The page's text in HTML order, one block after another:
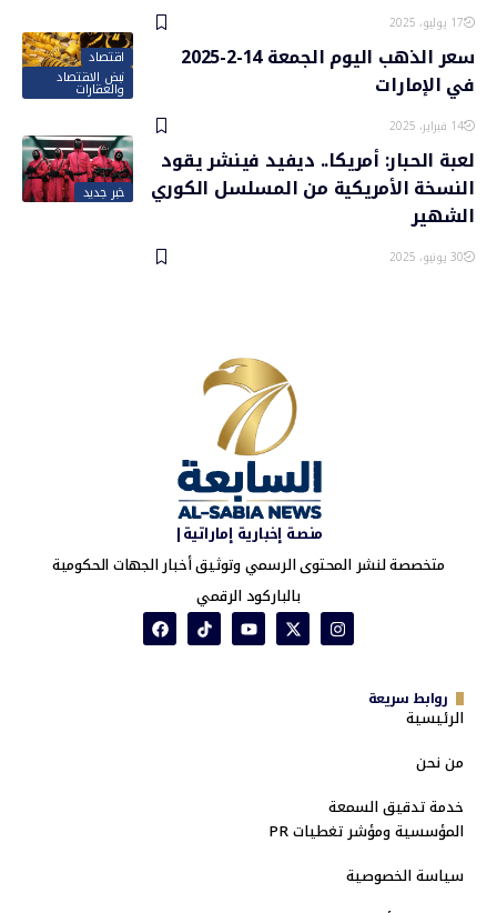
17 يوليو، 2025
اقتصاد
نبض الاقتصاد
والعقارات
سعر الذهب اليوم الجمعة 14-2-2025
في الإمارات
14 فبراير، 2025
خبر جديد
لعبة الحبار: أمريكا.. ديفيد فينشر يقود
النسخة الأمريكية من المسلسل الكوري
الشهير
30 يونيو، 2025
منصة إخبارية إماراتية|
متخصصة لنشر المحتوى الرسمي وتوثيق أخبار الجهات الحكومية
بالباركود الرقمي
روابط سريعة
الرئيسية
من نحن
خدمة تدقيق السمعة
المؤسسية ومؤشر تغطيات PR
سياسة الخصوصية